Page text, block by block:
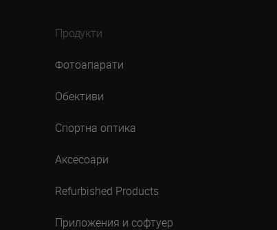
Продукти
Фотоапарати
Обективи
Спортна оптика
Аксесоари
Refurbished Products
Приложения и софтуер